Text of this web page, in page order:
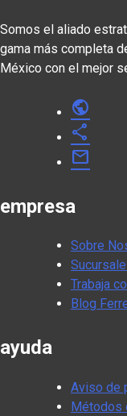
Somos el aliado
gama más completa
México con el mejor
public
share
mail
empresa
Sobre
Trabaja
Blog
ayuda
Aviso de
Métodos